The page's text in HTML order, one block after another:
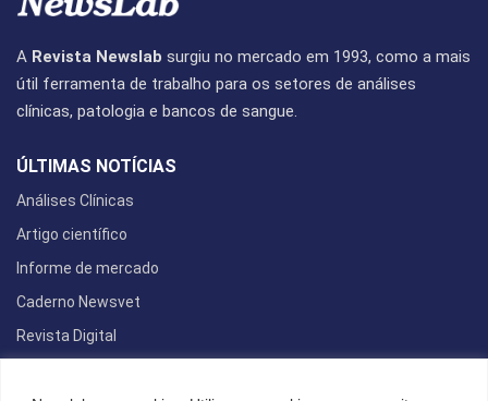
A Revista Newslab surgiu no mercado em 1993, como a mais
útil ferramenta de trabalho para os setores de análises
clínicas, patologia e bancos de sangue.
ÚLTIMAS NOTÍCIAS
Análises Clínicas
Artigo científico
Informe de mercado
Caderno Newsvet
Revista Digital